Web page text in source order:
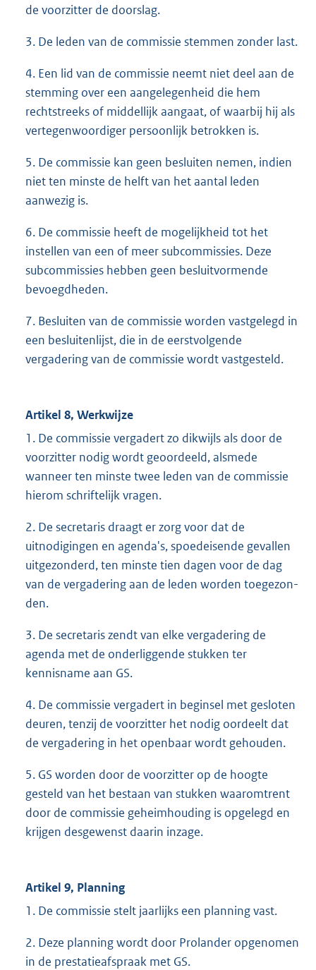
de voorzitter de doorslag.
3. De leden van de commissie stemmen zonder last.
4. Een lid van de commissie neemt niet deel aan de
stemming over een aangelegenheid die hem
rechtstreeks of middellijk aangaat, of waarbij hij als
vertegenwoordiger persoonlijk betrokken is.
5. De commissie kan geen besluiten nemen, indien
niet ten minste de helft van het aantal leden
aanwezig is.
6. De commissie heeft de mogelijkheid tot het
instellen van een of meer subcommissies. Deze
subcommissies hebben geen besluitvormende
bevoegdheden.
7. Besluiten van de commissie worden vastgelegd in
een besluitenlijst, die in de eerstvolgende
vergadering van de commissie wordt vastgesteld.
Artikel 8, Werkwijze
1. De commissie vergadert zo dikwijls als door de
voorzitter nodig wordt geoordeeld, alsmede
wanneer ten minste twee leden van de commissie
hierom schriftelijk vragen.
2. De secretaris draagt er zorg voor dat de
uitnodigingen en agenda's, spoedeisende gevallen
uitgezonderd, ten minste tien dagen voor de dag
van de vergadering aan de leden worden toegezon-
den.
3. De secretaris zendt van elke vergadering de
agenda met de onderliggende stukken ter
kennisname aan GS.
4. De commissie vergadert in beginsel met gesloten
deuren, tenzij de voorzitter het nodig oordeelt dat
de vergadering in het openbaar wordt gehouden.
5. GS worden door de voorzitter op de hoogte
gesteld van het bestaan van stukken waaromtrent
door de commissie geheimhouding is opgelegd en
krijgen desgewenst daarin inzage.
Artikel 9, Planning
1. De commissie stelt jaarlijks een planning vast.
2. Deze planning wordt door Prolander opgenomen
in de prestatieafspraak met GS.